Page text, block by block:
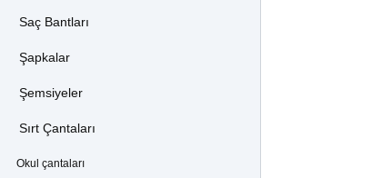
Saç Bantları
Şapkalar
Şemsiyeler
Sırt Çantaları
Okul çantaları